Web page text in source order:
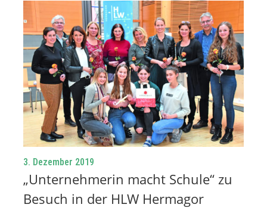
3. Dezember 2019
„Unternehmerin macht Schule“ zu
Besuch in der HLW Hermagor